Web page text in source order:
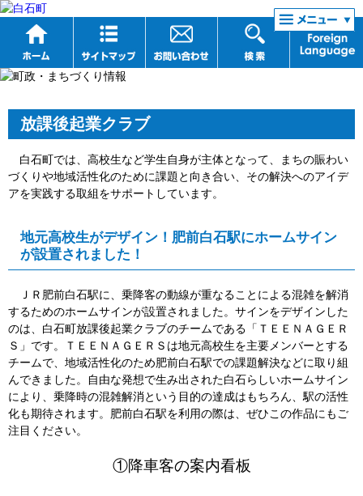
リンク集
放課後起業クラブ
白石町では、高校生など学生自身が主体となって、
まちの賑わい
づくりや地域活性化のために課題と向き合い、その解決へのアイデ
アを実践する取組をサポートしています。
地元高校生がデザイン！肥前白石駅にホームサイン
が設置されました！
ＪＲ肥前白石駅に、乗降客の動線が重なることによる混雑を解消
するためのホームサインが設置されました。サインをデザインした
のは、白石町放課後起業クラブのチームである「ＴＥＥＮＡＧＥＲ
Ｓ」です。ＴＥＥＮＡＧＥＲＳは地元高校生を主要メンバーとする
チームで、地域活性化のため肥前白石駅での課題解決などに取り組
んできました。自由な発想で生み出された白石らしいホームサイン
により、乗降時の混雑解消という目的の達成はもちろん、駅の活性
化も期待されます。肥前白石駅を利用の際は、ぜひこの作品にもご
注目ください。
①降車客の案内看板